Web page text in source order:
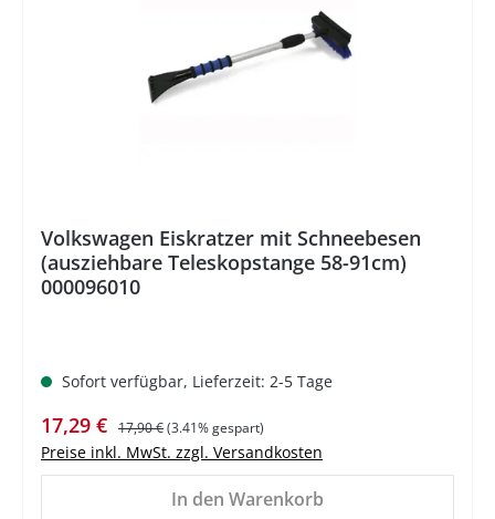
Volkswagen Eiskratzer mit Schneebesen
(ausziehbare Teleskopstange 58-91cm)
000096010
Sofort verfügbar, Lieferzeit: 2-5 Tage
Verkaufspreis:
17,29 € Regulärer Preis:
17,90 €(3.41% gespart)
Preise inkl. MwSt. zzgl. Versandkosten
In den Warenkorb